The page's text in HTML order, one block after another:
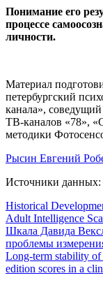
Понимание его
процессе
личности.
Материал
петербургский
канала»,
ТВ-каналов «78»,
методики
Рысин Евгений
Источники данных:
Historical
Adult Intelligence
Шкала Давида
проблемы
Long-term stability
edition scores in a